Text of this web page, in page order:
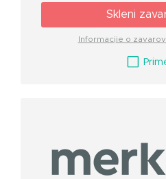
Skleni
Informacije o
V